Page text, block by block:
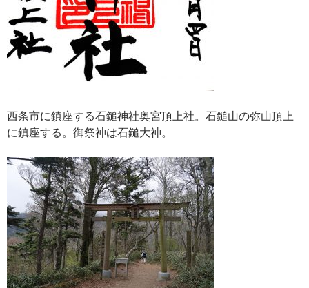
西条市に鎮座する石鎚神社奥宮頂上社。石鎚山の弥山頂上
に鎮座する。御祭神は石鎚大神。